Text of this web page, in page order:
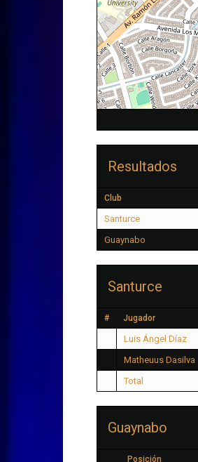
Resultados
Club
Santurce
Guaynabo
Santurce
# Jugador
Luis Ángel Díaz
Matheuus Dasilva
Total
Guaynabo
Posición